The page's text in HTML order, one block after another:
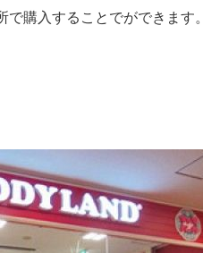
購入することでができます。